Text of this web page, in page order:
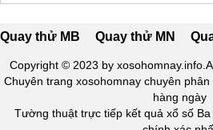
Quay thử MB Quay thử MN
Copyright © 2023 by
Chuyên trang xosohomnay chuyên
hàng ngày
Tường thuật trực tiếp kết quả xổ số